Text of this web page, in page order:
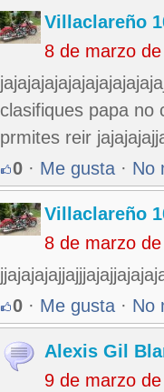
Villaclareño
8 de marzo
clasifiques papa no
prmites reir
0 · Me gusta · No
Villaclareño
8 de marzo
0 · Me gusta · No
Alexis Gil
9 de marzo